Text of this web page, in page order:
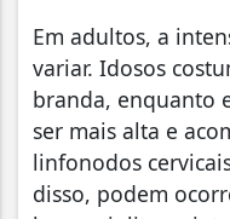
Em adultos, a
variar. Idosos
branda, enquanto
ser mais alta e
linfonodos
disso, podem